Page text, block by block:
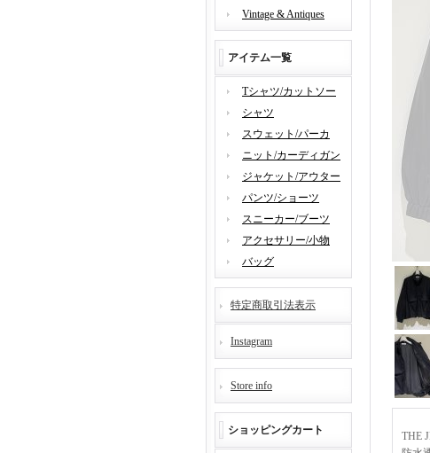
Vintage & Antiques
アイテム一覧
Tシャツ/カットソー
シャツ
スウェット/パーカ
ニット/カーディガン
ジャケット/アウター
パンツ/ショーツ
スニーカー/ブーツ
アクセサリー/小物
バッグ
特定商取引法表示
Instagram
Store info
ショッピングカート
THE